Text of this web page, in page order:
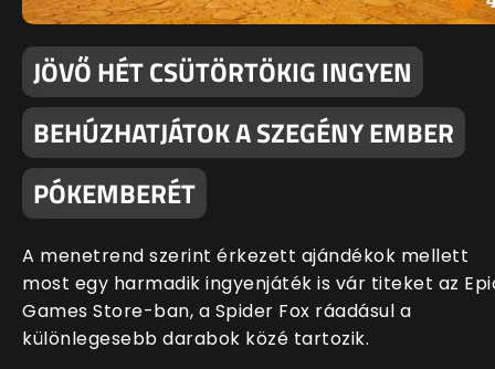
JÖVŐ HÉT CSÜTÖRTÖKIG INGYEN
BEHÚZHATJÁTOK A SZEGÉNY EMBER
PÓKEMBERÉT
A menetrend szerint érkezett ajándékok mellett
most egy harmadik ingyenjáték is vár titeket az
Games Store-ban, a Spider Fox ráadásul a
különlegesebb darabok közé tartozik.